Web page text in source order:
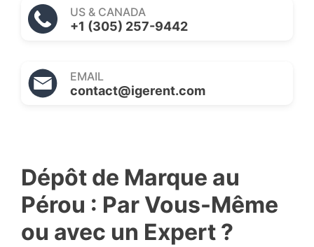
US & CANADA
+1 (305) 257-9442
EMAIL
contact@igerent.com
Dépôt de Marque au
Pérou : Par Vous-Même
ou avec un Expert ?